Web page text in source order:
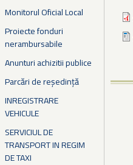
Monitorul Oficial Local
Proiecte fonduri
nerambursabile
Anunturi achizitii publice
Parcări de reședință
INREGISTRARE
VEHICULE
SERVICIUL DE
TRANSPORT IN REGIM
DE TAXI